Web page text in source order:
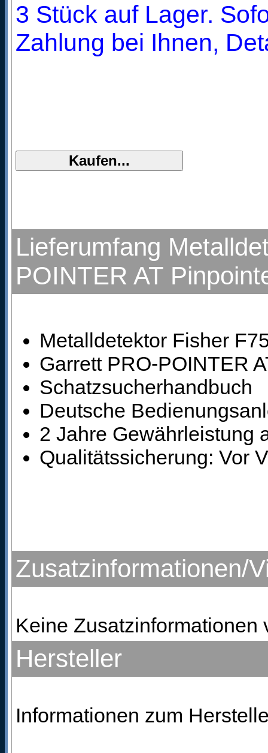
3 Stück auf Lager.
Zahlung bei Ihnen,
Lieferumfang
POINTER AT
Metalldetektor Fisher
Garrett PRO-POINTER
Schatzsucherhandbuch
Deutsche
2 Jahre Gewährleistung
Qualitätssicherung: Vor
Zusatzinformationen/
Keine Zusatzinformationen
Hersteller
Informationen zum